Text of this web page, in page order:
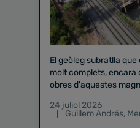
El geòleg subratlla
molt complets, encara
obres d'aquestes
24 juliol 2026
Guillem Andrés,